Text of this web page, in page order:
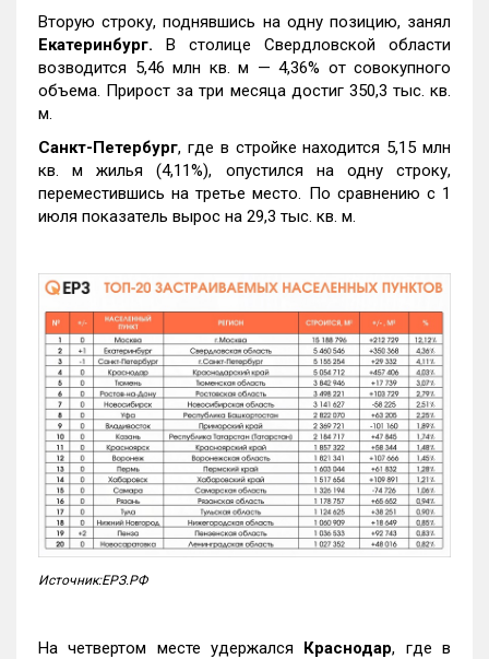
Вторую строку, поднявшись на одну позицию, занял
Екатеринбург. В столице Свердловской области
возводится 5,46 млн кв. м — 4,36% от совокупного
объема. Прирост за три месяца достиг 350,3 тыс. кв.
м.
Санкт-Петербург, где в стройке находится 5,15 млн
кв. м жилья (4,11%), опустился на одну строку,
переместившись на третье место. По сравнению с 1
июля показатель вырос на 29,3 тыс. кв. м.
Источник:ЕРЗ.РФ
На четвертом месте удержался Краснодар, где в